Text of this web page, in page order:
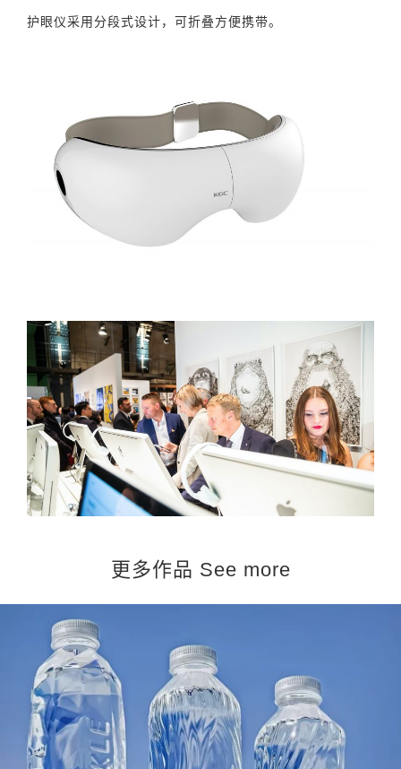
护眼仪采用分段式设计，可折叠方便携带。
更多作品 See more